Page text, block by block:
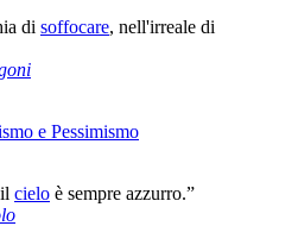
di soffocare, nell'irreale di
e Pessimismo
cielo è sempre azzurro.”